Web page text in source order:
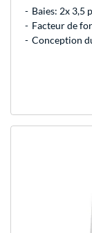
Baies: 2x 3,5
Facteur de
Conception